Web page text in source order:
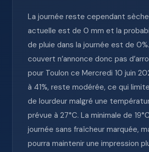
La journée reste cependant
actuelle est de 0 mm et la
de pluie dans la journée est de
couvert n’annonce donc pas
pour Toulon ce Mercredi 10 juin
à 41%, reste modérée, ce qui
de lourdeur malgré une
prévue à 27°C. La minimale de
journée sans fraîcheur marquée,
pourra maintenir une impression